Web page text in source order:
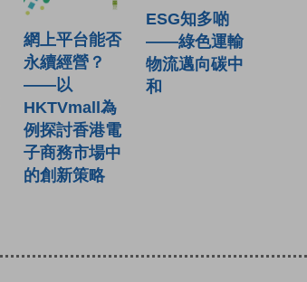
網上平台能否
永續經營？
——以
HKTVmall為
例探討香港電
子商務市場中
的創新策略
ESG知多啲
——綠色運輸
物流邁向碳中
和